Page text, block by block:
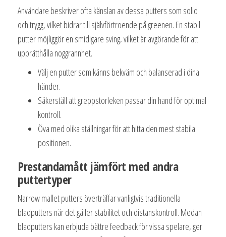
Användare beskriver ofta känslan av dessa putters som solid
och trygg, vilket bidrar till självförtroende på greenen. En stabil
putter möjliggör en smidigare sving, vilket är avgörande för att
upprätthålla noggrannhet.
Välj en putter som känns bekväm och balanserad i dina
händer.
Säkerställ att greppstorleken passar din hand för optimal
kontroll.
Öva med olika ställningar för att hitta den mest stabila
positionen.
Prestandamått jämfört med andra
puttertyper
Narrow mallet putters överträffar vanligtvis traditionella
bladputters när det gäller stabilitet och distanskontroll. Medan
bladputters kan erbjuda bättre feedback för vissa spelare, ger